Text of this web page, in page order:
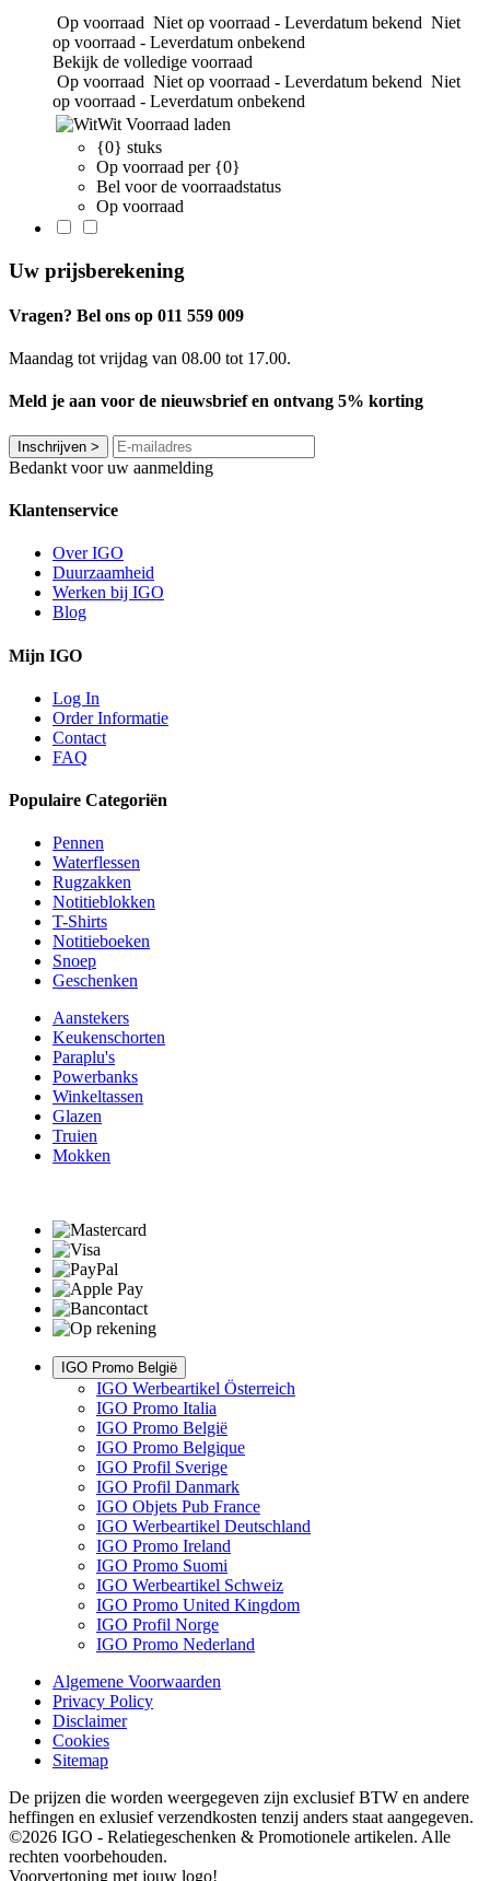
Op voorraad Niet op voorraad - Leverdatum bekend Niet
op voorraad - Leverdatum onbekend
Bekijk de volledige voorraad
Op voorraad Niet op voorraad - Leverdatum bekend Niet
op voorraad - Leverdatum onbekend
Wit Voorraad laden
{0} stuks
Op voorraad per {0}
Bel voor de voorraadstatus
Op voorraad
Uw prijsberekening
Vragen? Bel ons op 011 559 009
Maandag tot vrijdag van 08.00 tot 17.00.
Meld je aan voor de nieuwsbrief en ontvang 5% korting
Inschrijven >
Bedankt voor uw aanmelding
Klantenservice
Over IGO
Duurzaamheid
Werken bij IGO
Blog
Mijn IGO
Log In
Order Informatie
Contact
FAQ
Populaire Categoriën
Pennen
Waterflessen
Rugzakken
Notitieblokken
T-Shirts
Notitieboeken
Snoep
Geschenken
Aanstekers
Keukenschorten
Paraplu's
Powerbanks
Winkeltassen
Glazen
Truien
Mokken
IGO Promo België
IGO Werbeartikel Österreich
IGO Promo Italia
IGO Promo België
IGO Promo Belgique
IGO Profil Sverige
IGO Profil Danmark
IGO Objets Pub France
IGO Werbeartikel Deutschland
IGO Promo Ireland
IGO Promo Suomi
IGO Werbeartikel Schweiz
IGO Promo United Kingdom
IGO Profil Norge
IGO Promo Nederland
Algemene Voorwaarden
Privacy Policy
Disclaimer
Cookies
Sitemap
De prijzen die worden weergegeven zijn exclusief BTW en andere
heffingen en exlusief verzendkosten tenzij anders staat aangegeven.
©2026 IGO - Relatiegeschenken & Promotionele artikelen. Alle
rechten voorbehouden.
Voorvertoning met jouw logo!